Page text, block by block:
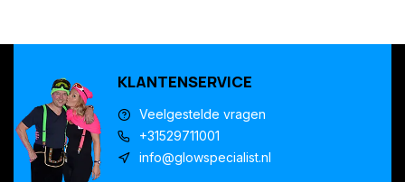
KLANTENSERVICE
Veelgestelde vragen
+31529711001
info@glowspecialist.nl